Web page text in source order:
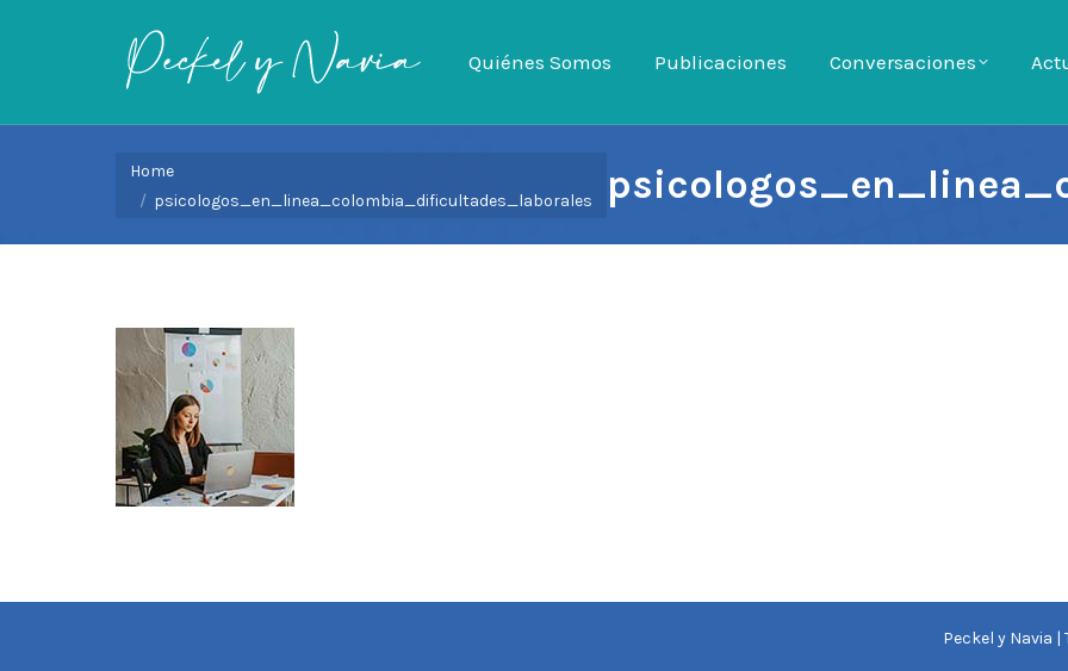
Quiénes Somos Publicaciones Conversaciones
You are here:
Home
psicologos_en_linea_colombia_dificultades_laborales
Peckel y Navia |
Quiénes Somos Publicaciones Conversaciones